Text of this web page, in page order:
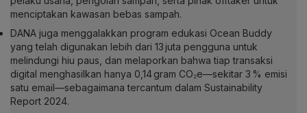
menciptakan kawasan bebas sampah.
DANA juga menggalakkan program edukasi Ocean Buddy
yang telah digunakan lebih dari 13 juta pengguna untuk
melindungi hiu paus, dan melaporkan bahwa tiap transaksi
digital menghasilkan hanya 0,14 gram CO₂e—sekitar 3 % emisi
satu email—sebagaimana tercantum dalam Sustainability
Report 2024.